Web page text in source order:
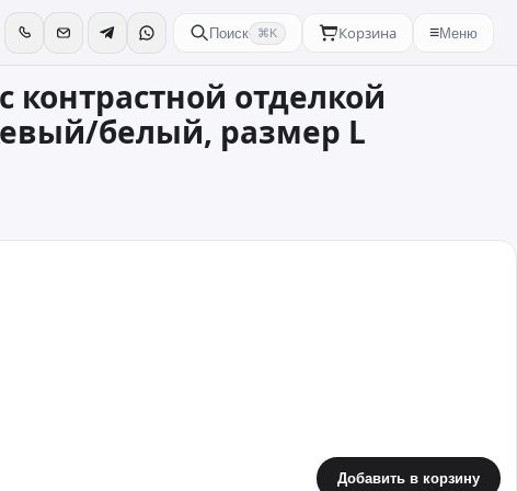
Поиск ⌘K Корзина ≡Меню
контрастной отделкой
белый, размер L
Добавить в корзину